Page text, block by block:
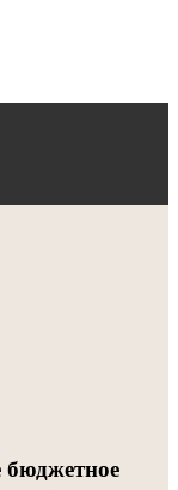
бюджетное